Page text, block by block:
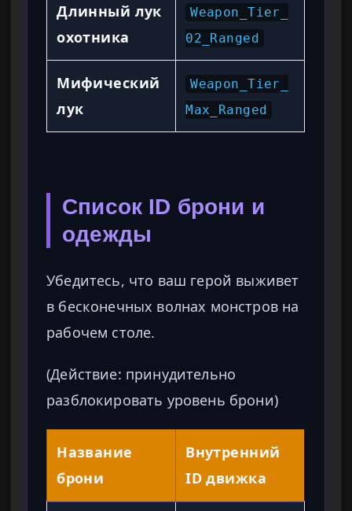
Длинный лук
охотника
Weapon_Tier_
02_Ranged
Мифический
лук
Weapon_Tier_
Max_Ranged
Список ID брони и
одежды
Убедитесь, что ваш герой выживет
в бесконечных волнах монстров на
рабочем столе.
(Действие: принудительно
разблокировать уровень брони)
Название
брони
Внутренний
ID движка